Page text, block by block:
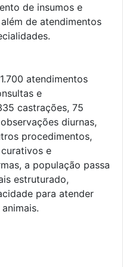
de insumos e
de atendimentos
atendimentos
e
castrações, 75
diurnas,
procedimentos,
e
a população passa
estruturado,
para atender